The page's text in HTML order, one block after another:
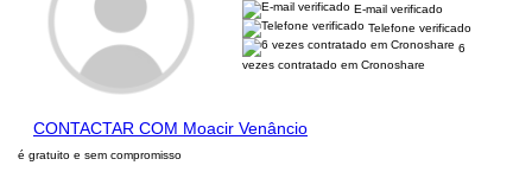
E-mail verificado
Telefone verificado
6
vezes contratado em Cronoshare
CONTACTAR COM Moacir Venâncio
é gratuito e sem compromisso